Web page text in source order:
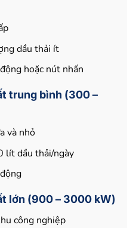
dầu thải ít
hoặc nút nhấn
trung bình (300 –
và nhỏ
lít dầu thải/ngày
lớn (900 – 3000 kW)
công nghiệp